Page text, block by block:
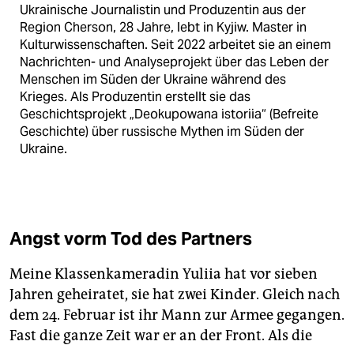
Ukrainische Journalistin und Produzentin aus der
Region Cherson, 28 Jahre, lebt in Kyjiw. Master in
Kulturwissenschaften. Seit 2022 arbeitet sie an einem
Nachrichten- und Analyseprojekt über das Leben der
Menschen im Süden der Ukraine während des
Krieges. Als Produzentin erstellt sie das
Geschichtsprojekt „Deokupowana istoriia“ (Befreite
Geschichte) über russische Mythen im Süden der
Ukraine.
Angst vorm Tod des Partners
Meine Klassenkameradin Yuliia hat vor sieben
Jahren geheiratet, sie hat zwei Kinder. Gleich nach
dem 24. Februar ist ihr Mann zur Armee gegangen.
Fast die ganze Zeit war er an der Front. Als die